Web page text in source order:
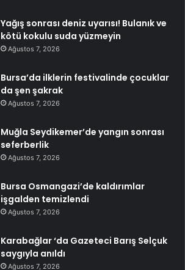
Yağış sonrası deniz uyarısı! Bulanık ve
kötü kokulu suda yüzmeyin
Ağustos 7, 2026
Bursa’da ilklerin festivalinde çocuklar
da şen şakrak
Ağustos 7, 2026
Muğla Seydikemer’de yangın sonrası
seferberlik
Ağustos 7, 2026
Bursa Osmangazi’de kaldırımlar
işgalden temizlendi
Ağustos 7, 2026
Karabağlar ‘da Gazeteci Barış Selçuk
saygıyla anıldı
Ağustos 7, 2026